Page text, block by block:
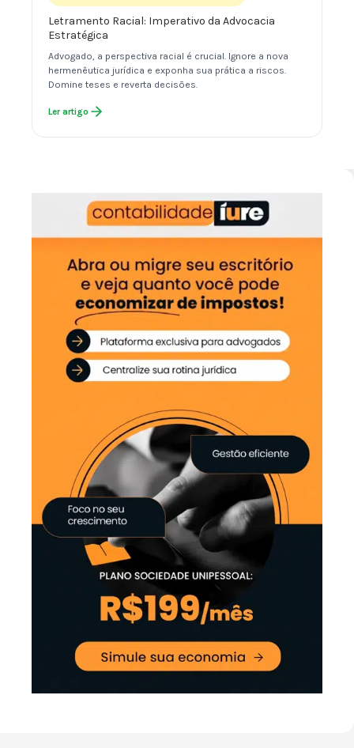
Letramento Racial: Imperativo da Advocacia
Estratégica
Advogado, a perspectiva racial é crucial. Ignore a nova
hermenêutica jurídica e exponha sua prática a riscos.
Domine teses e reverta decisões.
Ler artigo